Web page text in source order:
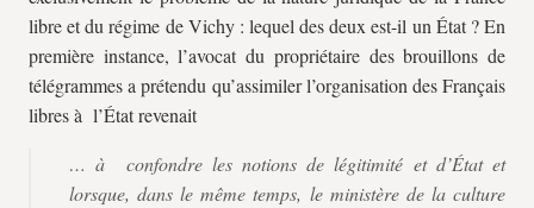
libre et du régime de Vichy : lequel des deux est-il un État ? En
première instance, l’avocat du propriétaire des brouillons de
télégrammes a prétendu qu’assimiler l’organisation des Français
libres à l’État revenait
… à confondre les notions de légitimité et d’État et
lorsque, dans le même temps, le ministère de la culture